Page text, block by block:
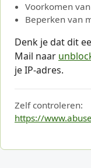
Voorkomen
Beperken van
Denk je dat dit
Mail naar
je IP-adres.
Zelf controleren:
https://